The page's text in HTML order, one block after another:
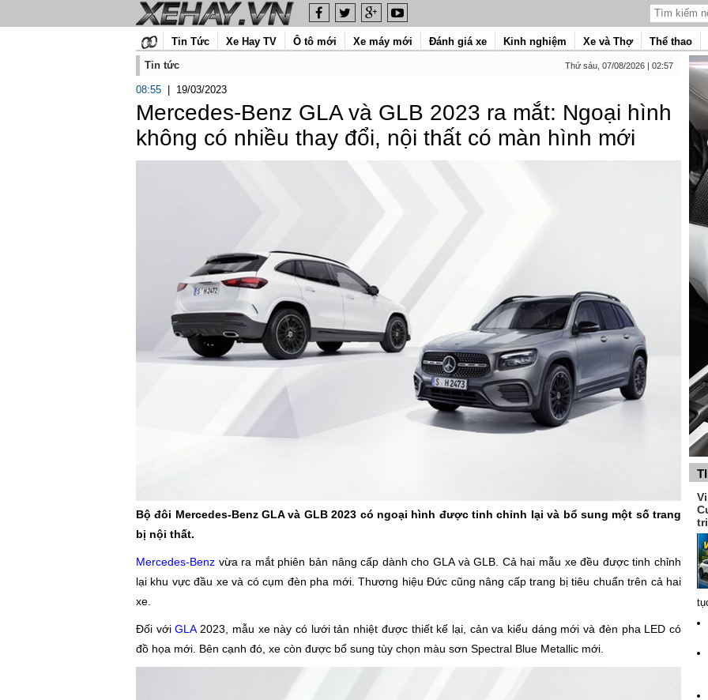
Tin Tức Xe Hay TV Ô tô mới Xe máy mới Đánh giá xe Kinh nghiệm Xe và Thợ Thể thao
Tin tức
Thứ sáu, 07/08/2026 | 02:57
08:55 19/03/2023
Mercedes-Benz GLA và GLB 2023 ra mắt: Ngoại hình
không có nhiều thay đổi, nội thất có màn hình mới
Bộ đôi Mercedes-Benz GLA và GLB 2023 có ngoại hình được tinh chỉnh lại và bổ sung một số trang
bị nội thất.
Mercedes-Benz vừa ra mắt phiên bản nâng cấp dành cho GLA và GLB. Cả hai mẫu xe đều được tinh chỉnh
lại khu vực đầu xe và có cụm đèn pha mới. Thương hiệu Đức cũng nâng cấp trang bị tiêu chuẩn trên cả hai
xe.
Đối vớiGLA2023, mẫu xe này có lưới tản nhiệt được thiết kế lại, cản va kiểu dáng mới và đèn pha LED có
đồ họa mới. Bên cạnh đó, xe còn được bổ sung tùy chọn màu sơn Spectral Blue Metallic mới.